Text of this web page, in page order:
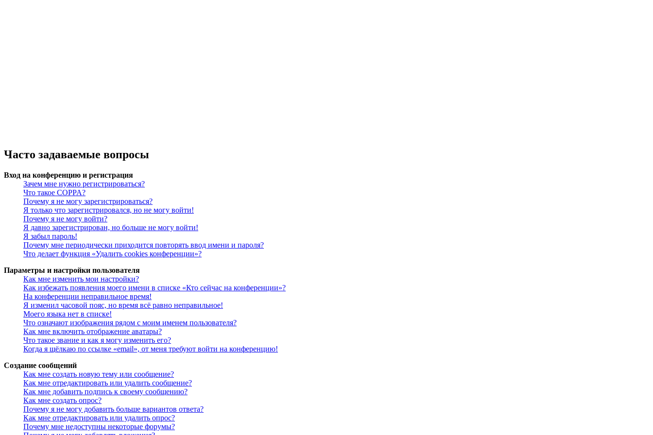
Часто задаваемые вопросы
Вход на конференцию и регистрация
Зачем мне нужно регистрироваться?
Что такое COPPA?
Почему я не могу зарегистрироваться?
Я только что зарегистрировался, но не могу войти!
Почему я не могу войти?
Я давно зарегистрирован, но больше не могу войти!
Я забыл пароль!
Почему мне периодически приходится повторять ввод имени и пароля?
Что делает функция «Удалить cookies конференции»?
Параметры и настройки пользователя
Как мне изменить мои настройки?
Как избежать появления моего имени в списке «Кто сейчас на конференции»?
На конференции неправильное время!
Я изменил часовой пояс, но время всё равно неправильное!
Моего языка нет в списке!
Что означают изображения рядом с моим именем пользователя?
Как мне включить отображение аватары?
Что такое звание и как я могу изменить его?
Когда я щёлкаю по ссылке «email», от меня требуют войти на конференцию!
Создание сообщений
Как мне создать новую тему или сообщение?
Как мне отредактировать или удалить сообщение?
Как мне добавить подпись к своему сообщению?
Как мне создать опрос?
Почему я не могу добавить больше вариантов ответа?
Как мне отредактировать или удалить опрос?
Почему мне недоступны некоторые форумы?